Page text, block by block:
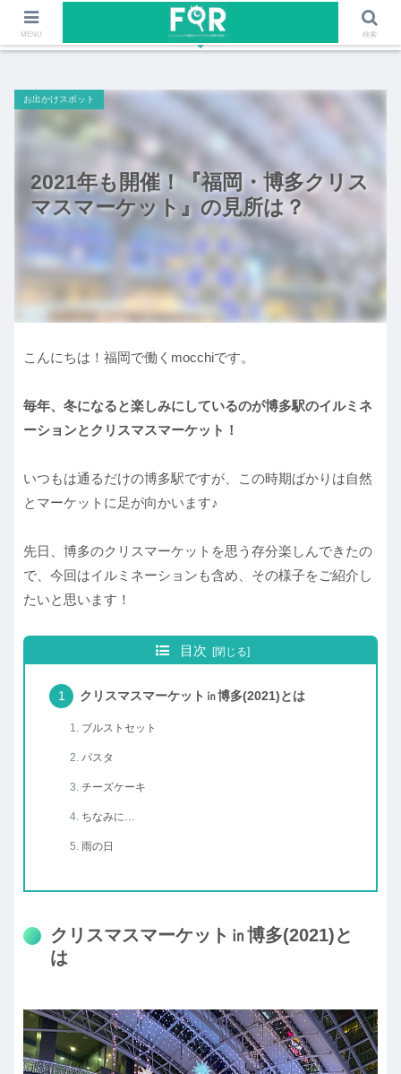
ファッションや福岡のワクワクする情報を発信！！
2021年も開催！『福岡・博多クリス
マスマーケット』の見所は？
お出かけスポット
こんにちは！福岡で働くmocchiです。
毎年、冬になると楽しみにしているのが博多駅のイルミネ
ーションとクリスマスマーケット！
いつもは通るだけの博多駅ですが、この時期ばかりは自然
とマーケットに足が向かいます♪
先日、博多のクリスマーケットを思う存分楽しんできたの
で、今回はイルミネーションも含め、その様子をご紹介し
たいと思います！
目次
クリスマスマーケット㏌博多(2021)とは
ブルストセット
パスタ
チーズケーキ
ちなみに…
雨の日
クリスマスマーケット㏌博多(2021)と
は
MENU 検索